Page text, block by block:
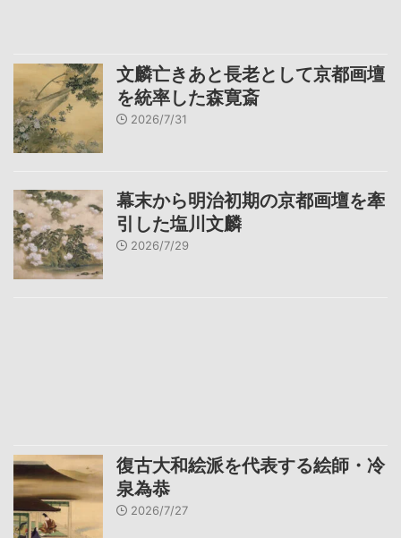
文麟亡きあと長老として京都画壇
を統率した森寛斎
2026/7/31
幕末から明治初期の京都画壇を牽
引した塩川文麟
2026/7/29
復古大和絵派を代表する絵師・冷
泉為恭
2026/7/27